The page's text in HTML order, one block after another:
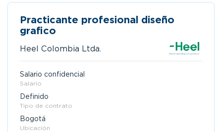
Practicante profesional diseño
grafico
Heel Colombia Ltda.
Salario confidencial
Salario
Definido
Tipo de contrato
Bogotá
Ubicación